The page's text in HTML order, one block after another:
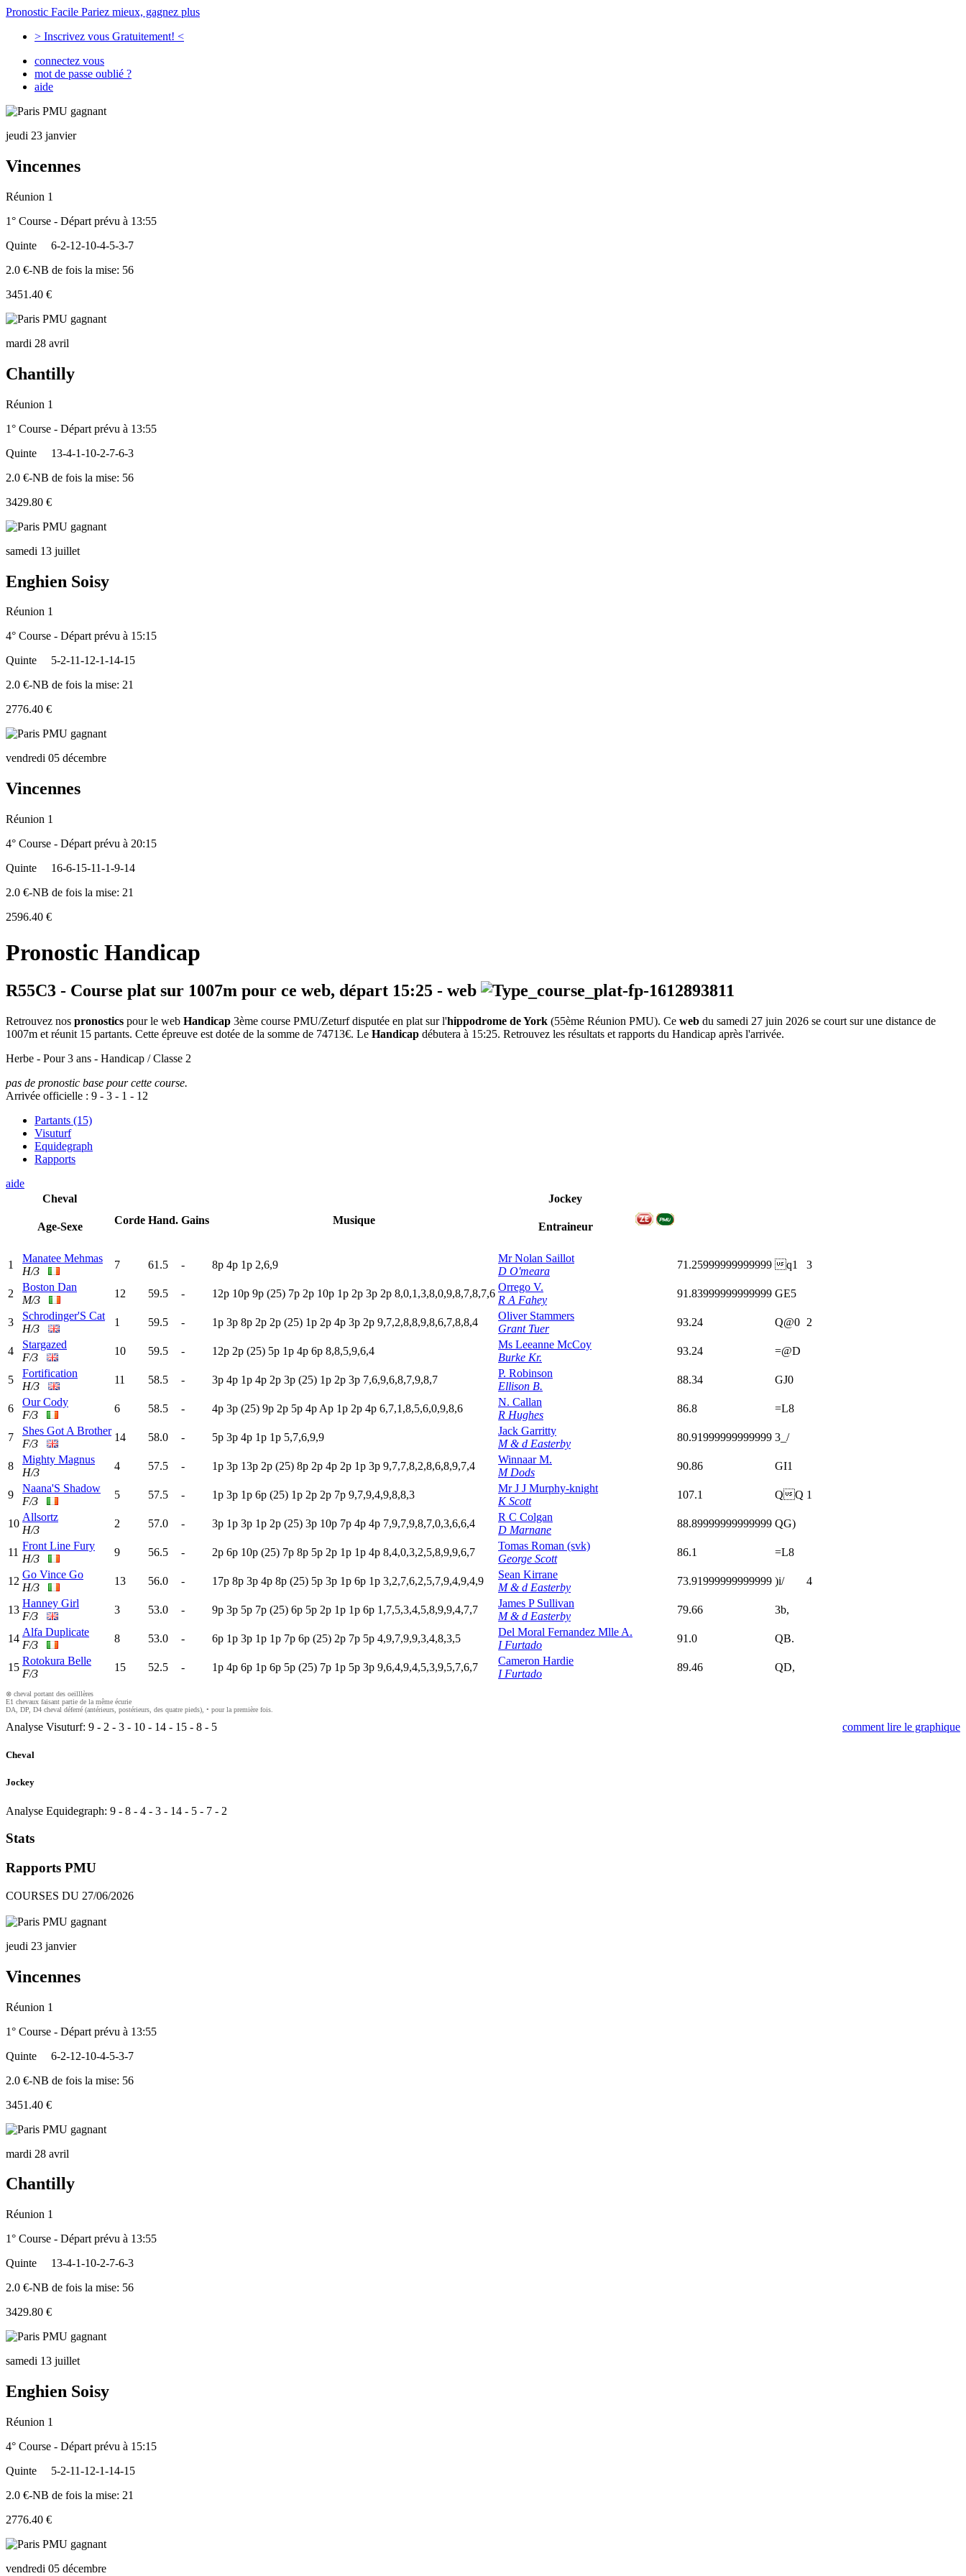
Pronostic Facile Pariez mieux, gagnez plus
> Inscrivez vous Gratuitement! <
connectez vous
mot de passe oublié ?
aide
jeudi 23 janvier
Vincennes
Réunion 1
1° Course - Départ prévu à 13:55
Quinte
6-2-12-10-4-5-3-7
2.0 €-NB de fois la mise: 56
3451.40 €
mardi 28 avril
Chantilly
Réunion 1
1° Course - Départ prévu à 13:55
Quinte
13-4-1-10-2-7-6-3
2.0 €-NB de fois la mise: 56
3429.80 €
samedi 13 juillet
Enghien Soisy
Réunion 1
4° Course - Départ prévu à 15:15
Quinte
5-2-11-12-1-14-15
2.0 €-NB de fois la mise: 21
2776.40 €
vendredi 05 décembre
Vincennes
Réunion 1
4° Course - Départ prévu à 20:15
Quinte
16-6-15-11-1-9-14
2.0 €-NB de fois la mise: 21
2596.40 €
Pronostic Handicap
R55C3 - Course plat sur 1007m pour ce web, départ 15:25 - web
Retrouvez nos pronostics pour le web Handicap 3ème course PMU/Zeturf disputée en plat sur l'hippodrome de York (55ème Réunion PMU). Ce web du samedi 27 juin 2026 se court sur une distance de
1007m et réunit 15 partants. Cette épreuve est dotée de la somme de 74713€. Le Handicap débutera à 15:25. Retrouvez les résultats et rapports du Handicap après l'arrivée.
Herbe - Pour 3 ans - Handicap / Classe 2
pas de pronostic base pour cette course.
Arrivée officielle : 9 - 3 - 1 - 12
Partants (15)
Visuturf
Equidegraph
Rapports
aide
Cheval
Age-Sexe
Corde Hand. Gains Musique
Jockey
Entraineur
1
Manatee Mehmas
H/3
7 61.5 - 8p 4p 1p 2,6,9
Mr Nolan Saillot
D O'meara
71.25999999999999 q1 3
2
Boston Dan
M/3
12 59.5 - 12p 10p 9p (25) 7p 2p 10p 1p 2p 3p 2p 8,0,1,3,8,0,9,8,7,8,7,6
Orrego V.
R A Fahey
91.83999999999999 GE5
3
Schrodinger'S Cat
H/3
1 59.5 - 1p 3p 8p 2p 2p (25) 1p 2p 4p 3p 2p 9,7,2,8,8,9,8,6,7,8,8,4
Oliver Stammers
Grant Tuer
93.24 Q@0 2
4
Stargazed
F/3
10 59.5 - 12p 2p (25) 5p 1p 4p 6p 8,8,5,9,6,4
Ms Leeanne McCoy
Burke Kr.
93.24 =@D
5
Fortification
H/3
11 58.5 - 3p 4p 1p 4p 2p 3p (25) 1p 2p 3p 7,6,9,6,8,7,9,8,7
P. Robinson
Ellison B.
88.34 GJ0
6
Our Cody
F/3
6 58.5 - 4p 3p (25) 9p 2p 5p 4p Ap 1p 2p 4p 6,7,1,8,5,6,0,9,8,6
N. Callan
R Hughes
86.8 =L8
7
Shes Got A Brother
F/3
14 58.0 - 5p 3p 4p 1p 1p 5,7,6,9,9
Jack Garritty
M & d Easterby
80.91999999999999 3_/
8
Mighty Magnus
H/3
4 57.5 - 1p 3p 13p 2p (25) 8p 2p 4p 2p 1p 3p 9,7,7,8,2,8,6,8,9,7,4
Winnaar M.
M Dods
90.86 GI1
9
Naana'S Shadow
F/3
5 57.5 - 1p 3p 1p 6p (25) 1p 2p 2p 7p 9,7,9,4,9,8,8,3
Mr J J Murphy-knight
K Scott
107.1 QQ 1
10
Allsortz
H/3
2 57.0 - 3p 1p 3p 1p 2p (25) 3p 10p 7p 4p 4p 7,9,7,9,8,7,0,3,6,6,4
R C Colgan
D Marnane
88.89999999999999 QG)
11
Front Line Fury
H/3
9 56.5 - 2p 6p 10p (25) 7p 8p 5p 2p 1p 1p 4p 8,4,0,3,2,5,8,9,9,6,7
Tomas Roman (svk)
George Scott
86.1 =L8
12
Go Vince Go
H/3
13 56.0 - 17p 8p 3p 4p 8p (25) 5p 3p 1p 6p 1p 3,2,7,6,2,5,7,9,4,9,4,9
Sean Kirrane
M & d Easterby
73.91999999999999 )i/ 4
13
Hanney Girl
F/3
3 53.0 - 9p 3p 5p 7p (25) 6p 5p 2p 1p 1p 6p 1,7,5,3,4,5,8,9,9,4,7,7
James P Sullivan
M & d Easterby
79.66 3b,
14
Alfa Duplicate
F/3
8 53.0 - 6p 1p 3p 1p 1p 7p 6p (25) 2p 7p 5p 4,9,7,9,9,3,4,8,3,5
Del Moral Fernandez Mlle A.
I Furtado
91.0 QB.
15
Rotokura Belle
F/3
15 52.5 - 1p 4p 6p 1p 6p 5p (25) 7p 1p 5p 3p 9,6,4,9,4,5,3,9,5,7,6,7
Cameron Hardie
I Furtado
89.46 QD,
⊗ cheval portant des oeilllères
E1 chevaux faisant partie de la même écurie
DA, DP, D4 cheval déferré (antérieurs, postérieurs, des quatre pieds), • pour la première fois.
Analyse Visuturf: 9 - 2 - 3 - 10 - 14 - 15 - 8 - 5 comment lire le graphique
Cheval
Jockey
Analyse Equidegraph: 9 - 8 - 4 - 3 - 14 - 5 - 7 - 2
Stats
Rapports PMU
COURSES DU 27/06/2026
jeudi 23 janvier
Vincennes
Réunion 1
1° Course - Départ prévu à 13:55
Quinte
6-2-12-10-4-5-3-7
2.0 €-NB de fois la mise: 56
3451.40 €
mardi 28 avril
Chantilly
Réunion 1
1° Course - Départ prévu à 13:55
Quinte
13-4-1-10-2-7-6-3
2.0 €-NB de fois la mise: 56
3429.80 €
samedi 13 juillet
Enghien Soisy
Réunion 1
4° Course - Départ prévu à 15:15
Quinte
5-2-11-12-1-14-15
2.0 €-NB de fois la mise: 21
2776.40 €
vendredi 05 décembre